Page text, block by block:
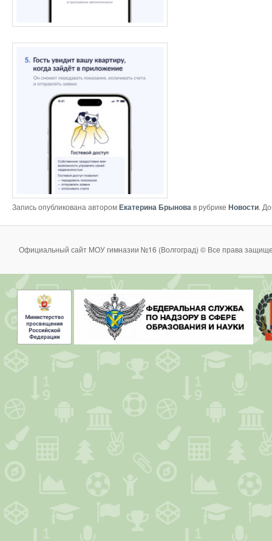
Запись опубликована авторомЕкатерина Брыновав рубрике Новости.
Официальный сайт МОУ гимназии №16 (Волгоград) © Все права